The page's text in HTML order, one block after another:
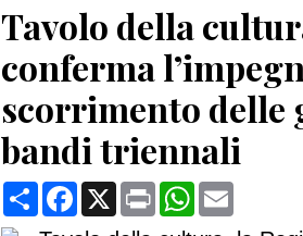
Tavolo della
conferma
scorrimento delle
bandi triennali
CondividiFacebook
X Print WhatsApp